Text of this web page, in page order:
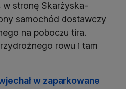
w stronę Skarżyska-
samochód dostawczy
na poboczu tira.
rowu i tam
w zaparkowane